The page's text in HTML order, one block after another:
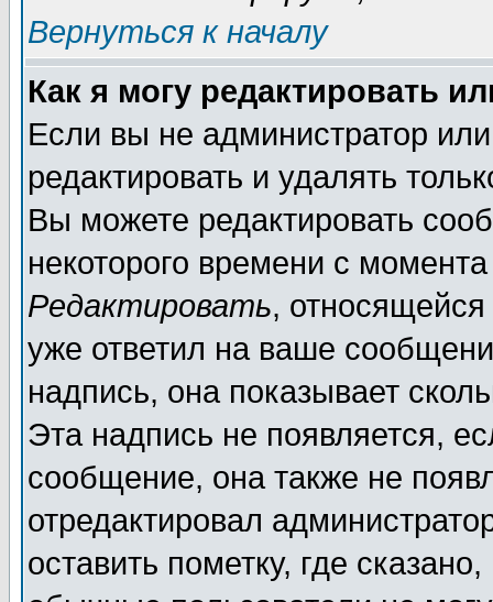
Вернуться к началу
Как я могу редактировать
Если вы не администратор
редактировать и удалять
Вы можете редактировать
некоторого времени с
Редактировать,
уже ответил на ваше
надпись, она показывает
Эта надпись не появляется,
сообщение, она также не
отредактировал
оставить пометку, где